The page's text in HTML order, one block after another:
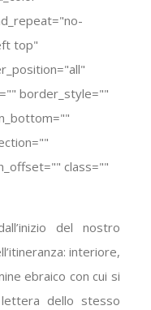
top"
border_style=""
class=""
del nostro
interiore,
ebraico con cui si
dello stesso